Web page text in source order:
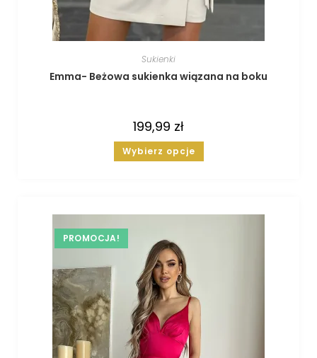
Sukienki
Emma- Beżowa sukienka wiązana na boku
199,99 zł
Wybierz opcje
PROMOCJA!